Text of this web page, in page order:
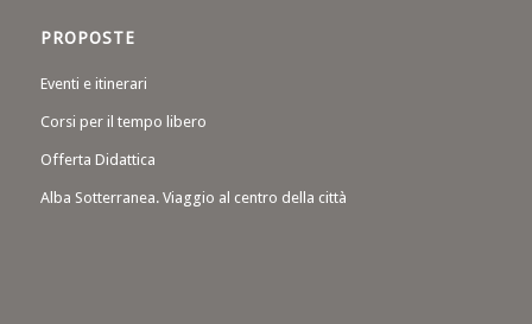
PROPOSTE
Eventi e itinerari
Corsi per il tempo libero
Offerta Didattica
Alba Sotterranea. Viaggio al centro della città